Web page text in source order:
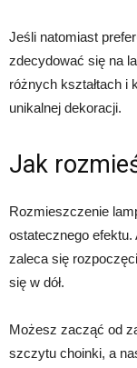
Jeśli natomiast
zdecydować się na
różnych kształtach i
unikalnej dekoracji.
Jak
Rozmieszczenie
ostatecznego
zaleca się
się w dół.
Możesz zacząć od
szczytu choinki, a